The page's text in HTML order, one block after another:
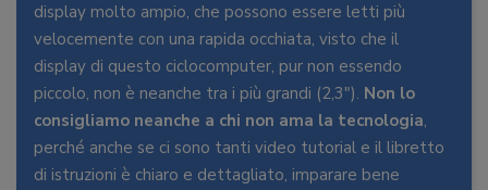
display molto ampio, che possono essere letti più
velocemente con una rapida occhiata, visto che il
display di questo ciclocomputer, pur non essendo
piccolo, non è neanche tra i più grandi (2,3″). Non lo
consigliamo neanche a chi non ama la tecnologia,
perché anche se ci sono tanti video tutorial e il libretto
di istruzioni è chiaro e dettagliato, imparare bene